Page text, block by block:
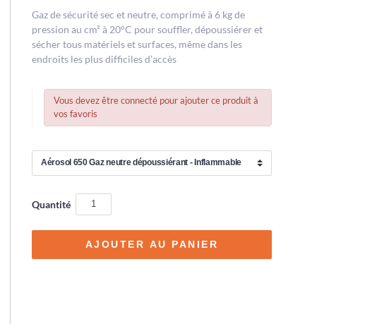
Gaz de sécurité sec et neutre, comprimé à 6 kg de
pression au cm² à 20°C pour souffler, dépoussiérer et
sécher tous matériels et surfaces, même dans les
endroits les plus difficiles d’accès
Vous devez être connecté pour ajouter ce produit à
vos favoris
Quantité